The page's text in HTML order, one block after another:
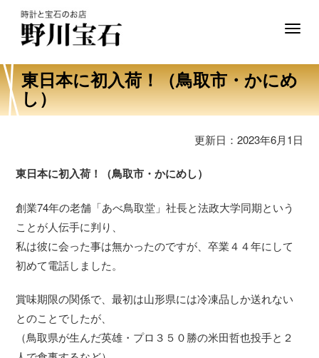
東日本に初入荷！（鳥取市・かにめ
し）
更新日：2023年6月1日
東日本に初入荷！（鳥取市・かにめし）
創業74年の老舗「あべ鳥取堂」社長と法政大学同期という
ことが人伝手に判り、
私は彼に会った事は無かったのですが、卒業４４年にして
初めて電話しました。
賞味期限の関係で、最初は山形県には冷凍品しか送れない
とのことでしたが、
（鳥取県が生んだ英雄・プロ３５０勝の米田哲也投手と２